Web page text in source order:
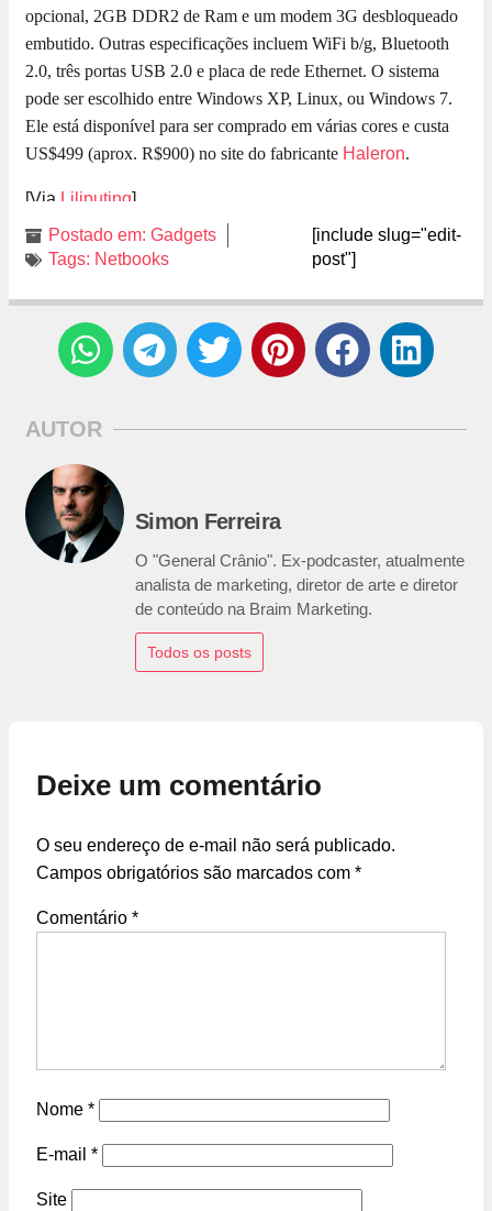
opcional, 2GB DDR2 de Ram e um modem 3G desbloqueado
embutido. Outras especificações incluem WiFi b/g, Bluetooth
2.0, três portas USB 2.0 e placa de rede Ethernet. O sistema
pode ser escolhido entre Windows XP, Linux, ou Windows 7.
Ele está disponível para ser comprado em várias cores e custa
US$499 (aprox. R$900) no site do fabricante Haleron.
[Via Liliputing]
Postado em: Gadgets
Tags: Netbooks
[include slug="edit-
post"]
AUTOR
Simon Ferreira
O "General Crânio". Ex-podcaster, atualmente
analista de marketing, diretor de arte e diretor
de conteúdo na Braim Marketing.
Todos os posts
Deixe um comentário
O seu endereço de e-mail não será publicado.
Campos obrigatórios são marcados com *
Comentário *
Nome *
E-mail *
Site